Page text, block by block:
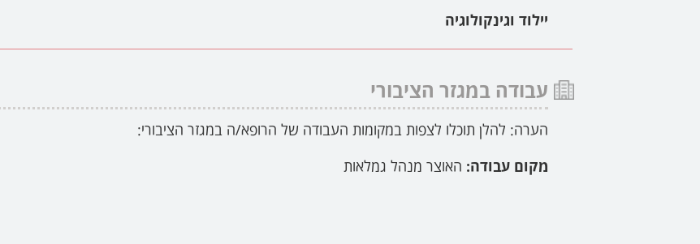
יילוד וגינקולוגיה
עבודה במגזר הציבורי
הערה: להלן תוכלו לצפות במקומות העבודה של הרופא/ה במגזר הציבורי:
מקום עבודה:האוצר מנהל גמלאות